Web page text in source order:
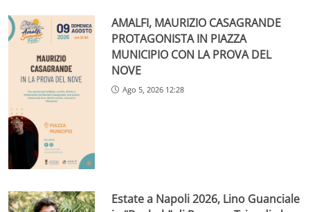
AMALFI, MAURIZIO CASAGRANDE
PROTAGONISTA IN PIAZZA
MUNICIPIO CON LA PROVA DEL
NOVE
Ago 5, 2026 12:28
Estate a Napoli 2026, Lino Guanciale